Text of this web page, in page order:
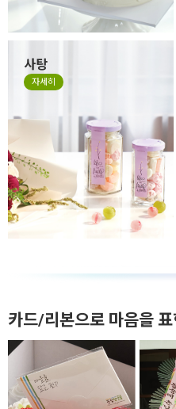
사탕
자세히
카드/리본으로 마음을